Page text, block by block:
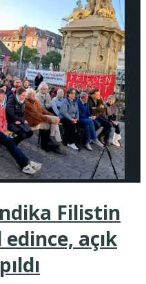
Filistin
açık